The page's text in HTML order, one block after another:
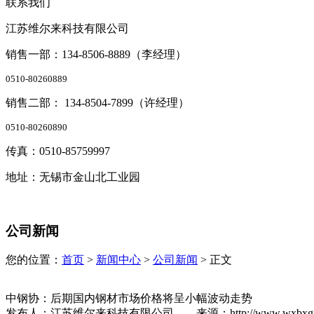
联系我们
江苏维尔来科技有限公司
销售一部：134-8506-8889（李经理）
0510-80260889
销售二部： 134-8504-7899（许经理）
0510-80260890
传真：0510-85759997
地址：无锡市金山北工业园
公司新闻
您的位置： 首页 > 新闻中心 > 公司新闻 > 正文
中钢协：后期国内钢材市场价格将呈小幅波动走势